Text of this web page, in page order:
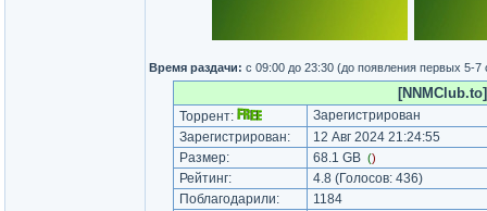
Время раздачи: с 09:00 до 23:30 (до появления первых 5-7
Торрент:
Зарегистрирован
Зарегистрирован:
12 Авг 2024 21:24:55
Размер:
68.1 GB ()
Рейтинг: 4.8 (Голосов: 436)
Поблагодарили:
1184